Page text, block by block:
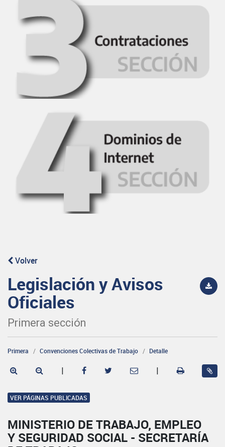
Volver
Legislación y Avisos
Oficiales
Primera sección
Primera Convenciones Colectivas de Trabajo Detalle
| |
VER PÁGINAS PUBLICADAS
MINISTERIO DE TRABAJO, EMPLEO
Y SEGURIDAD SOCIAL - SECRETARÍA